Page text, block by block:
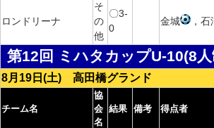
ロンドリーナ
そ
の
他
〇3-
0
金城 ，石
第12回 ミハタカップU-10(8
8月19日(土) 高田橋グランド
チーム名
協
会
名
結果 備考 得点者